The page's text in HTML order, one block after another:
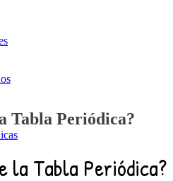
Tabla Periódica?